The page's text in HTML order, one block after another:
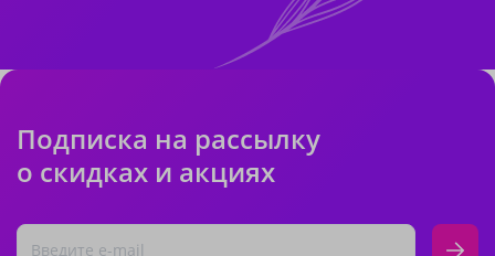
Подписка на рассылку
о скидках и акциях